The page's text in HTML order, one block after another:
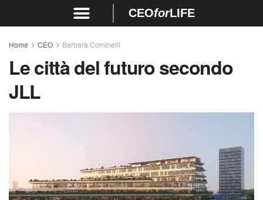
CEOforLIFE
Home CEO Barbara Cominelli
Le città del futuro secondo
JLL